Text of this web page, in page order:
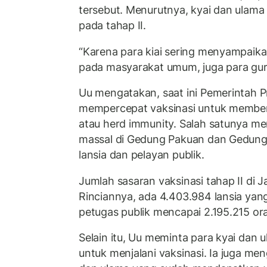
tersebut. Menurutnya, kyai dan
pada tahap II.
“Karena para kiai sering
pada masyarakat umum, juga para
Uu mengatakan, saat ini Pemerintah
mempercepat vaksinasi untuk
atau herd immunity. Salah satunya
massal di Gedung Pakuan dan
lansia dan pelayan publik.
Jumlah sasaran vaksinasi tahap II di
Rinciannya, ada 4.403.984 lansia
petugas publik mencapai 2.195.215
Selain itu, Uu meminta para kyai dan
untuk menjalani vaksinasi. Ia juga